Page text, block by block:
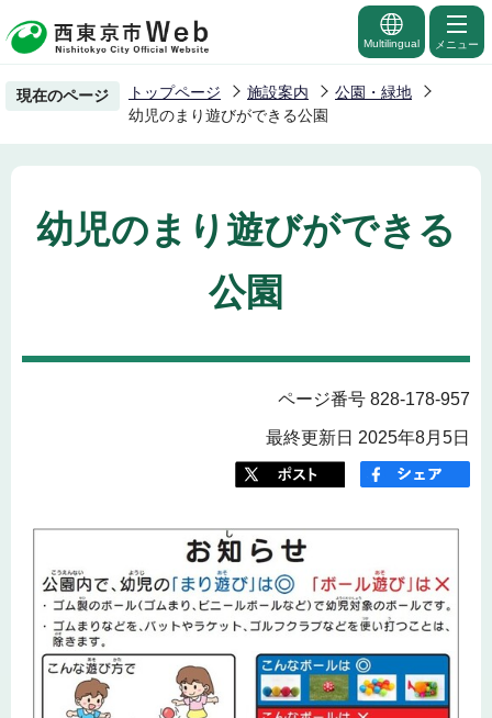
の
ー
Multilingual メニュー
現在のページ トップページ 施設案内
公園・緑地
幼児のまり遊びができる公園
幼児のまり遊びができる
公園
ページ番号 828-178-957
最終更新日 2025年8月5日